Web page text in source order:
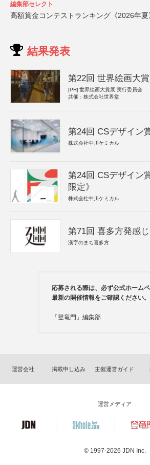
編集部セレクト
高額賞金コンテストランキング《2026年夏
結果発表
第22回 世界絵画大
[PR] 世界絵画大賞展 実行委員会
共催：株式会社世界堂
第24回 CSデザイン
株式会社中川ケミカル
第24回 CSデザイン
限定》
株式会社中川ケミカル
第71回 喜多方発感
漢字のまち喜多方
応募される際は、必ず公式ホーム
最新の開催情報をご確認ください。
「登竜門」編集部
運営会社 掲載申し込み 主催運営ガイド
運営メディア
© 1997-2026 JDN Inc.